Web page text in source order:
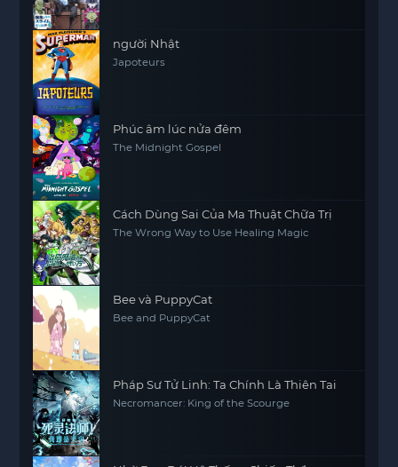
người Nhật
Japoteurs
Phúc âm lúc nửa đêm
The Midnight Gospel
Cách Dùng Sai Của Ma Thuật Chữa Trị
The Wrong Way to Use Healing Magic
Bee và PuppyCat
Bee and PuppyCat
Pháp Sư Tử Linh: Ta Chính Là Thiên Tai
Necromancer: King of the Scourge